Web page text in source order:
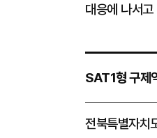
대응에 나서고
SAT1형 구제
전북특별자치